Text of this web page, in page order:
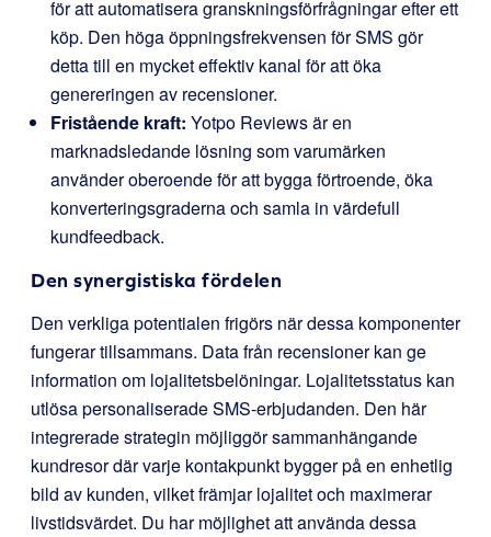
för att automatisera granskningsförfrågningar efter ett
köp. Den höga öppningsfrekvensen för SMS gör
detta till en mycket effektiv kanal för att öka
genereringen av recensioner.
Fristående kraft: Yotpo Reviews är en
marknadsledande lösning som varumärken
använder oberoende för att bygga förtroende, öka
konverteringsgraderna och samla in värdefull
kundfeedback.
Den synergistiska fördelen
Den verkliga potentialen frigörs när dessa komponenter
fungerar tillsammans. Data från recensioner kan ge
information om lojalitetsbelöningar. Lojalitetsstatus kan
utlösa personaliserade SMS-erbjudanden. Den här
integrerade strategin möjliggör sammanhängande
kundresor där varje kontakpunkt bygger på en enhetlig
bild av kunden, vilket främjar lojalitet och maximerar
livstidsvärdet. Du har möjlighet att använda dessa